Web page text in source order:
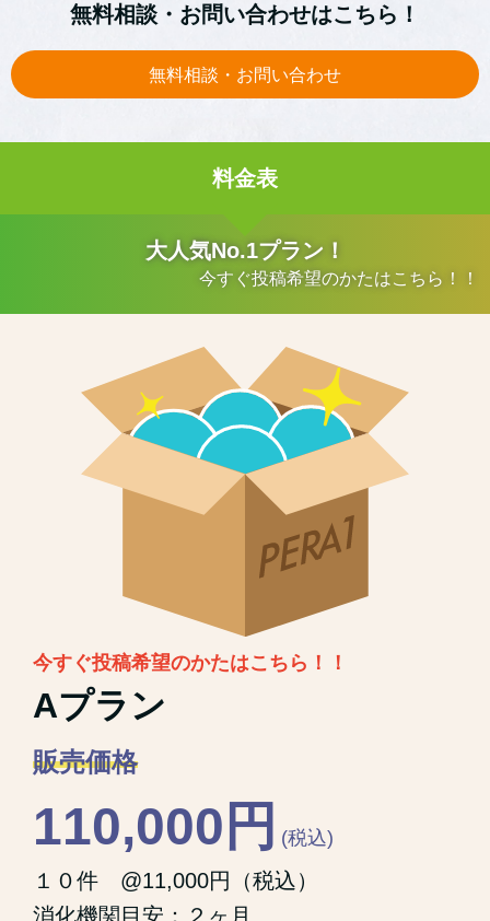
無料相談・お問い合わせはこちら！
無料相談・お問い合わせ
料金表
大人気No.1プラン！
今すぐ投稿希望のかたはこちら！！
今すぐ投稿希望のかたはこちら！！
Aプラン
販売価格
110,000円 (税込)
１０件 @11,000円（税込）
消化機関目安：２ヶ月